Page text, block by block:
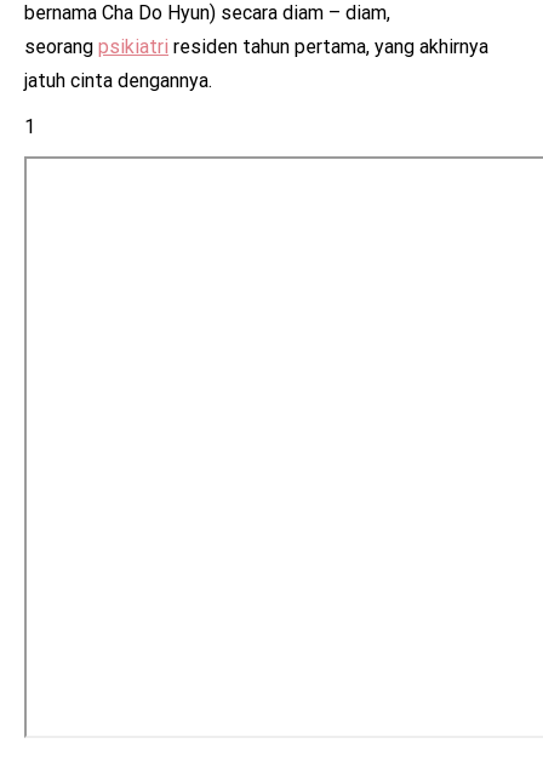
bernama Cha Do Hyun) secara diam – diam,
seorang psikiatri residen tahun pertama, yang akhirnya
jatuh cinta dengannya.
1